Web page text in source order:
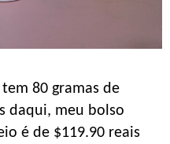
80 gramas de
daqui, meu bolso
é de $119.90 reais